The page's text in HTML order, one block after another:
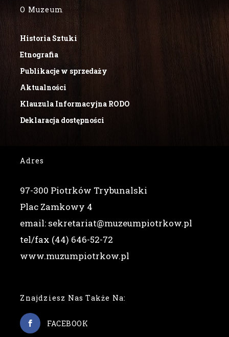
O Muzeum
Historia Sztuki
Etnografia
Publikacje w sprzedaży
Aktualności
Klauzula Informacyjna RODO
Deklaracja dostępności
Adres
97-300 Piotrków Trybunalski
Plac Zamkowy 4
email: sekretariat@muzeumpiotrkow.pl
tel/fax (44) 646-52-72
www.muzumpiotrkow.pl
Znajdziesz Nas Także Na:
FACEBOOK